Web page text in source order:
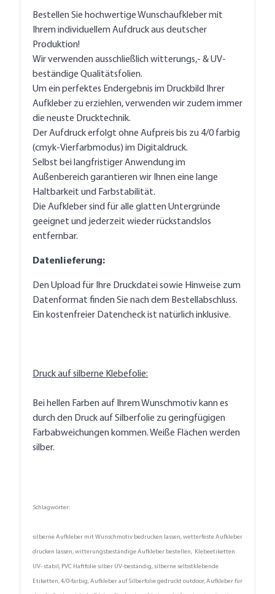
Bestellen Sie hochwertige Wunschaufkleber mit
Ihrem individuellem Aufdruck aus deutscher
Produktion!
Wir verwenden ausschließlich witterungs,- & UV-
beständige Qualitätsfolien.
Um ein perfektes Endergebnis im Druckbild Ihrer
Aufkleber zu erziehlen, verwenden wir zudem immer
die neuste Drucktechnik.
Der Aufdruck erfolgt ohne Aufpreis bis zu 4/0 farbig
(cmyk-Vierfarbmodus) im Digitaldruck.
Selbst bei langfristiger Anwendung im
Außenbereich garantieren wir Ihnen eine lange
Haltbarkeit und Farbstabilität.
Die Aufkleber sind für alle glatten Untergründe
geeignet und jederzeit wieder rückstandslos
entfernbar.
Datenlieferung:
Den Upload für Ihre Druckdatei sowie Hinweise zum
Datenformat finden Sie nach dem Bestellabschluss.
Ein kostenfreier Datencheck ist natürlich inklusive.
Druck auf silberne Klebefolie:
Bei hellen Farben auf Ihrem Wunschmotiv kann es
durch den Druck auf Silberfolie zu geringfügigen
Farbabweichungen kommen. Weiße Flächen werden
silber.
Schlagwörter:
silberne Aufkleber mit Wunschmotiv bedrucken lassen, wetterfeste Aufkleber
drucken lassen, witterungsbeständige Aufkleber bestellen, Klebeetiketten
UV- stabil, PVC Haftfolie silber UV-beständig, silberne selbstklebende
Etiketten, 4/0-farbig, Aufkleber auf Silberfolie gedruckt outdoor, Aufkleber für